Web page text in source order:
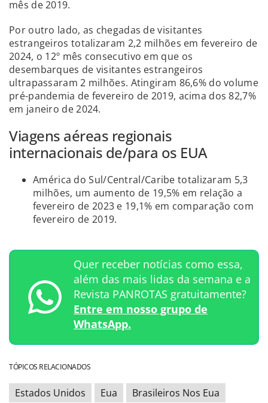
mês de 2019.
Por outro lado, as chegadas de visitantes
estrangeiros totalizaram 2,2 milhões em fevereiro de
2024, o 12º mês consecutivo em que os
desembarques de visitantes estrangeiros
ultrapassaram 2 milhões. Atingiram 86,6% do volume
pré-pandemia de fevereiro de 2019, acima dos 82,7%
em janeiro de 2024.
Viagens aéreas regionais
internacionais de/para os EUA
América do Sul/Central/Caribe totalizaram 5,3
milhões, um aumento de 19,5% em relação a
fevereiro de 2023 e 19,1% em comparação com
fevereiro de 2019.
Quer receber notícias como essa,
além das mais lidas da semana e a
Revista PANROTAS gratuitamente?
Entre em nosso grupo de
WhatsApp.
TÓPICOS RELACIONADOS
Estados Unidos Eua Brasileiros Nos Eua